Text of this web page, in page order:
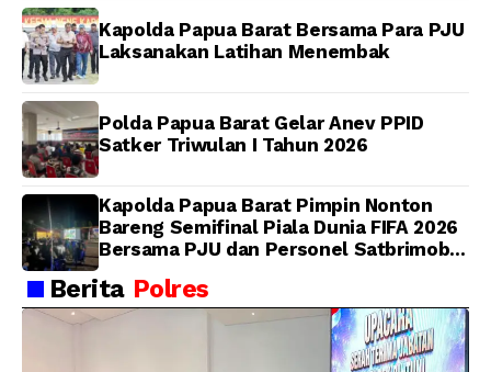
Kapolda Papua Barat Bersama Para PJU
Laksanakan Latihan Menembak
Polda Papua Barat Gelar Anev PPID
Satker Triwulan I Tahun 2026
Kapolda Papua Barat Pimpin Nonton
Bareng Semifinal Piala Dunia FIFA 2026
Bersama PJU dan Personel Satbrimob
Berita Polres